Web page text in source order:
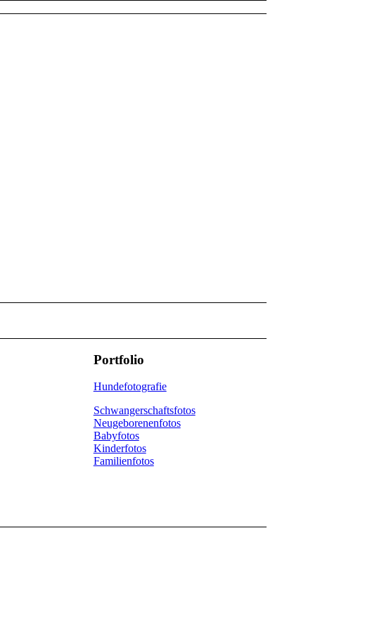
Portfolio
Hundefotografie
Schwangerschaftsfotos
Neugeborenenfotos
Babyfotos
Kinderfotos
Familienfotos